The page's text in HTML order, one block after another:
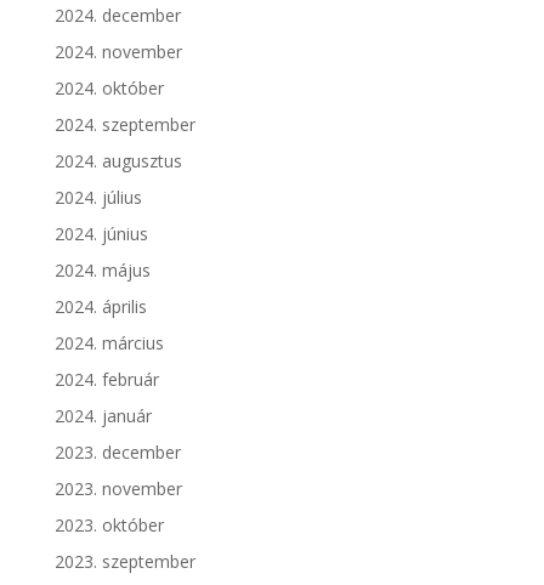
2024. december
2024. november
2024. október
2024. szeptember
2024. augusztus
2024. július
2024. június
2024. május
2024. április
2024. március
2024. február
2024. január
2023. december
2023. november
2023. október
2023. szeptember